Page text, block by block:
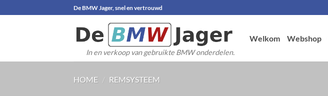
naar
De BMW Jager, snel en vertrouwd
In en verkoop van gebruikte BMW onderdelen.
Welkom Webshop
HOME / REMSYSTEEM